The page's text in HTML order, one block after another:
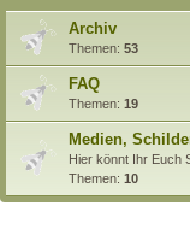
Archiv
Themen: 53
FAQ
Themen: 19
Medien,
Hier könnt Ihr Euch
Themen: 10